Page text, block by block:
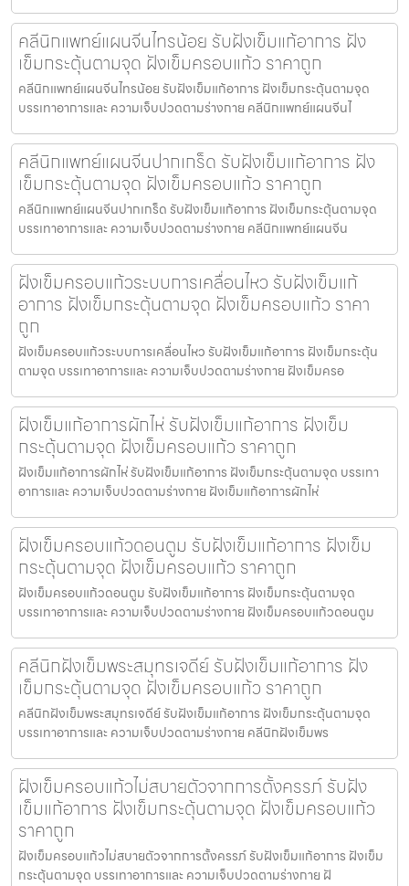
คลีนิกแพทย์แผนจีนไทรน้อย รับฝังเข็มแก้อาการ ฝัง
เข็มกระตุ้นตามจุด ฝังเข็มครอบแก้ว ราคาถูก
คลีนิกแพทย์แผนจีนไทรน้อย รับฝังเข็มแก้อาการ ฝังเข็มกระตุ้นตามจุด
บรรเทาอาการและ ความเจ็บปวดตามร่างกาย คลีนิกแพทย์แผนจีนไ
คลีนิกแพทย์แผนจีนปากเกร็ด รับฝังเข็มแก้อาการ ฝัง
เข็มกระตุ้นตามจุด ฝังเข็มครอบแก้ว ราคาถูก
คลีนิกแพทย์แผนจีนปากเกร็ด รับฝังเข็มแก้อาการ ฝังเข็มกระตุ้นตามจุด
บรรเทาอาการและ ความเจ็บปวดตามร่างกาย คลีนิกแพทย์แผนจีน
ฝังเข็มครอบแก้วระบบการเคลื่อนไหว รับฝังเข็มแก้
อาการ ฝังเข็มกระตุ้นตามจุด ฝังเข็มครอบแก้ว ราคา
ถูก
ฝังเข็มครอบแก้วระบบการเคลื่อนไหว รับฝังเข็มแก้อาการ ฝังเข็มกระตุ้น
ตามจุด บรรเทาอาการและ ความเจ็บปวดตามร่างกาย ฝังเข็มครอ
ฝังเข็มแก้อาการผักไห่ รับฝังเข็มแก้อาการ ฝังเข็ม
กระตุ้นตามจุด ฝังเข็มครอบแก้ว ราคาถูก
ฝังเข็มแก้อาการผักไห่ รับฝังเข็มแก้อาการ ฝังเข็มกระตุ้นตามจุด บรรเทา
อาการและ ความเจ็บปวดตามร่างกาย ฝังเข็มแก้อาการผักไห่
ฝังเข็มครอบแก้วดอนตูม รับฝังเข็มแก้อาการ ฝังเข็ม
กระตุ้นตามจุด ฝังเข็มครอบแก้ว ราคาถูก
ฝังเข็มครอบแก้วดอนตูม รับฝังเข็มแก้อาการ ฝังเข็มกระตุ้นตามจุด
บรรเทาอาการและ ความเจ็บปวดตามร่างกาย ฝังเข็มครอบแก้วดอนตูม
คลีนิกฝังเข็มพระสมุทรเจดีย์ รับฝังเข็มแก้อาการ ฝัง
เข็มกระตุ้นตามจุด ฝังเข็มครอบแก้ว ราคาถูก
คลีนิกฝังเข็มพระสมุทรเจดีย์ รับฝังเข็มแก้อาการ ฝังเข็มกระตุ้นตามจุด
บรรเทาอาการและ ความเจ็บปวดตามร่างกาย คลีนิกฝังเข็มพร
ฝังเข็มครอบแก้วไม่สบายตัวจากการตั้งครรภ์ รับฝัง
เข็มแก้อาการ ฝังเข็มกระตุ้นตามจุด ฝังเข็มครอบแก้ว
ราคาถูก
ฝังเข็มครอบแก้วไม่สบายตัวจากการตั้งครรภ์ รับฝังเข็มแก้อาการ ฝังเข็ม
กระตุ้นตามจุด บรรเทาอาการและ ความเจ็บปวดตามร่างกาย ฝั